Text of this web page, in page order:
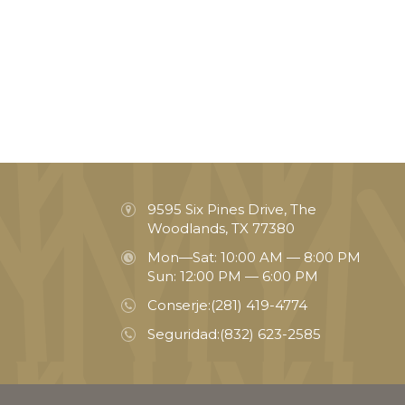
9595 Six Pines Drive, The
Woodlands, TX 77380
Mon—Sat: 10:00 AM — 8:00 PM
Sun: 12:00 PM — 6:00 PM
Conserje:(281) 419-4774
Seguridad:(832) 623-2585